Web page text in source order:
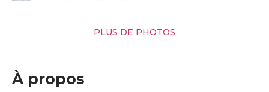
PLUS DE PHOTOS
À propos